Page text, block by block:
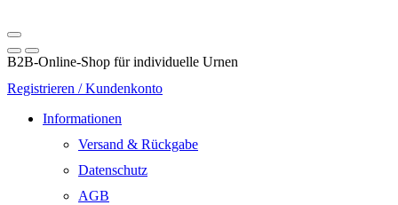
B2B-Online-Shop für individuelle Urnen
Registrieren / Kundenkonto
Informationen
Versand & Rückgabe
Datenschutz
AGB